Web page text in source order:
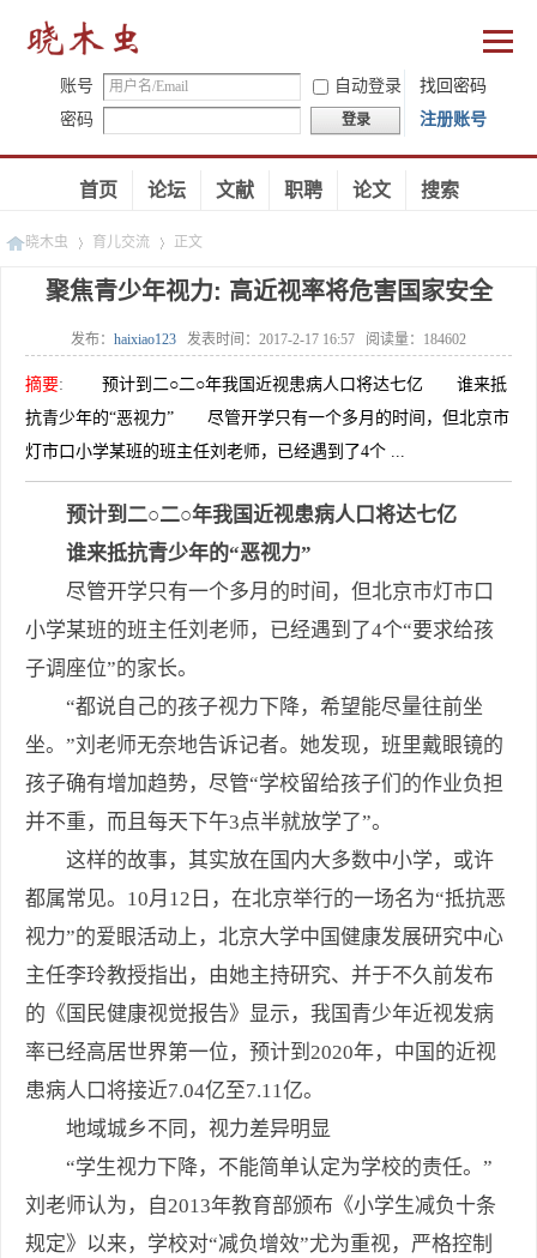
账号 自动登录
找回密码
密码
登录 注册账号
首页 论坛 文献 职聘 论文 搜索
晓木虫
»
育儿交流
»
正文
聚焦青少年视力: 高近视率将危害国家安全
发布： haixiao123 发表时间： 2017-2-17 16:57 阅读量： 184602
摘要:
预计到二○二○年我国近视患病人口将达七亿 谁来抵
抗青少年的“恶视力” 尽管开学只有一个多月的时间，但北京市
灯市口小学某班的班主任刘老师，已经遇到了4个 ...
预计到二○二○年我国近视患病人口将达七亿
谁来抵抗青少年的“恶视力”
尽管开学只有一个多月的时间，但北京市灯市口
小学某班的班主任刘老师，已经遇到了4个“要求给孩
子调座位”的家长。
“都说自己的孩子视力下降，希望能尽量往前坐
坐。”刘老师无奈地告诉记者。她发现，班里戴眼镜的
孩子确有增加趋势，尽管“学校留给孩子们的作业负担
并不重，而且每天下午3点半就放学了”。
这样的故事，其实放在国内大多数中小学，或许
都属常见。10月12日，在北京举行的一场名为“抵抗恶
视力”的爱眼活动上，北京大学中国健康发展研究中心
主任李玲教授指出，由她主持研究、并于不久前发布
的《国民健康视觉报告》显示，我国青少年近视发病
率已经高居世界第一位，预计到2020年，中国的近视
患病人口将接近7.04亿至7.11亿。
地域城乡不同，视力差异明显
“学生视力下降，不能简单认定为学校的责任。”
刘老师认为，自2013年教育部颁布《小学生减负十条
规定》以来，学校对“减负增效”尤为重视，严格控制